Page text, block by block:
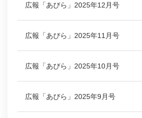
広報「あびら」2025年12月号
広報「あびら」2025年11月号
広報「あびら」2025年10月号
広報「あびら」2025年9月号